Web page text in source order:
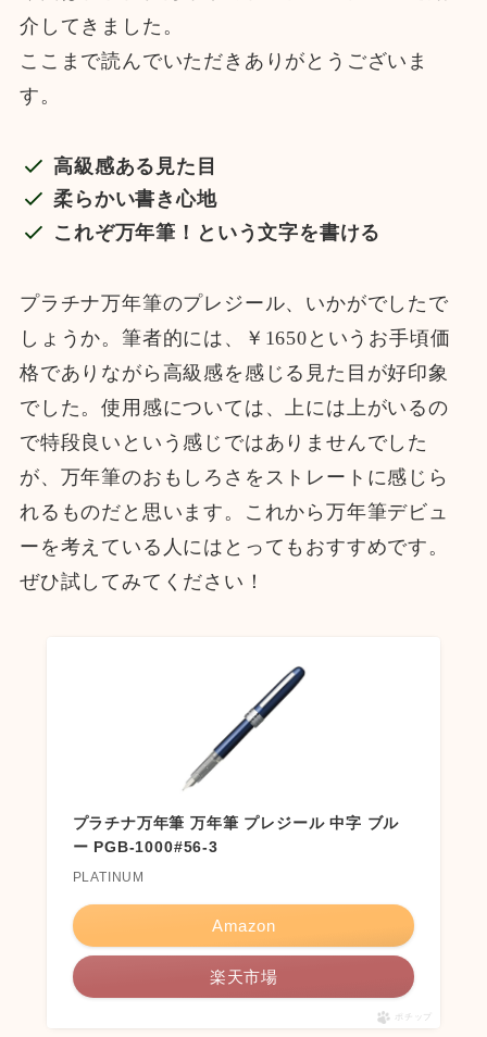
介してきました。
ここまで読んでいただきありがとうございま
す。
高級感ある見た目
柔らかい書き心地
これぞ万年筆！という文字を書ける
プラチナ万年筆のプレジール、いかがでしたで
しょうか。筆者的には、￥1650というお手頃価
格でありながら高級感を感じる見た目が好印象
でした。使用感については、上には上がいるの
で特段良いという感じではありませんでした
が、万年筆のおもしろさをストレートに感じら
れるものだと思います。これから万年筆デビュ
ーを考えている人にはとってもおすすめです。
ぜひ試してみてください！
プラチナ万年筆 万年筆 プレジール 中字 ブル
ー PGB-1000#56-3
PLATINUM
Amazon
楽天市場
ポチップ